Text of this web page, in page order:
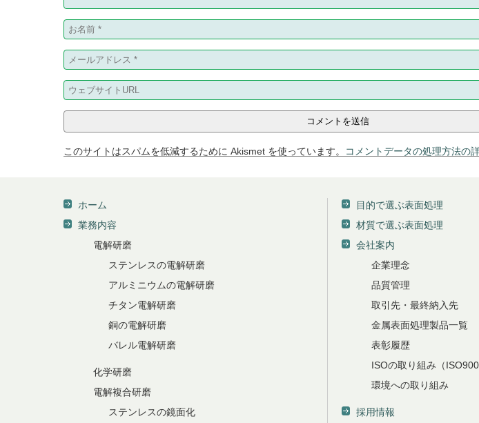
このサイトはスパムを低減するために Akismet を使っています。 コメントデータの処理方法の
ホーム
業務内容
電解研磨
ステンレスの電解研磨
アルミニウムの電解研磨
チタン電解研磨
銅の電解研磨
バレル電解研磨
化学研磨
電解複合研磨
ステンレスの鏡面化
目的で選ぶ表面処理
材質で選ぶ表面処理
会社案内
企業理念
品質管理
取引先・最終納入先
金属表面処理製品一覧
表彰履歴
ISOの取り組み（
環境への取り組み
採用情報